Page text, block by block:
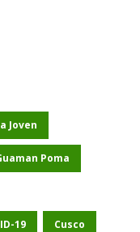
Joven
Poma
19 Cusco